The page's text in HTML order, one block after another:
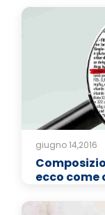
giugno 14,2016
ecco